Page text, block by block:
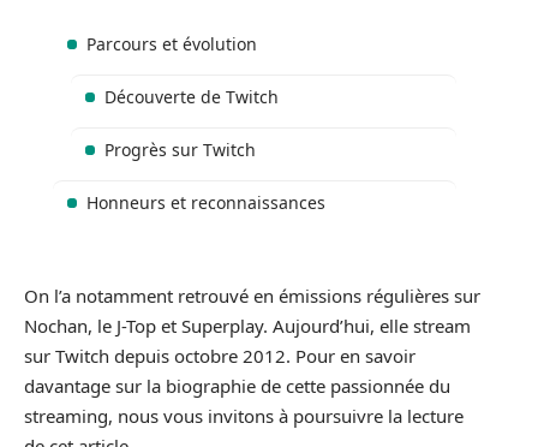
Parcours et évolution
Découverte de Twitch
Progrès sur Twitch
Honneurs et reconnaissances
On l’a notamment retrouvé en émissions régulières sur
Nochan, le J-Top et Superplay. Aujourd’hui, elle stream
sur Twitch depuis octobre 2012. Pour en savoir
davantage sur la biographie de cette passionnée du
streaming, nous vous invitons à poursuivre la lecture